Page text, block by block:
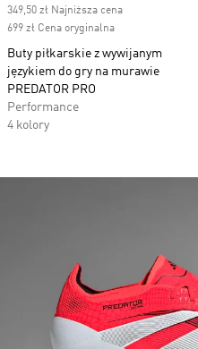
349,50 zł Najniższa cena
699 zł Cena oryginalna
Buty piłkarskie z wywijanym
językiem do gry na murawie
PREDATOR PRO
Performance
4 kolory